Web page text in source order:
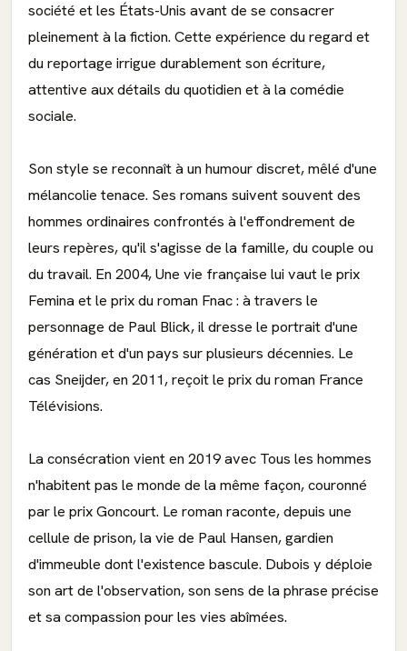
société et les États-Unis avant de se consacrer
pleinement à la fiction. Cette expérience du regard et
du reportage irrigue durablement son écriture,
attentive aux détails du quotidien et à la comédie
sociale.
Son style se reconnaît à un humour discret, mêlé d'une
mélancolie tenace. Ses romans suivent souvent des
hommes ordinaires confrontés à l'effondrement de
leurs repères, qu'il s'agisse de la famille, du couple ou
du travail. En 2004, Une vie française lui vaut le prix
Femina et le prix du roman Fnac : à travers le
personnage de Paul Blick, il dresse le portrait d'une
génération et d'un pays sur plusieurs décennies. Le
cas Sneijder, en 2011, reçoit le prix du roman France
Télévisions.
La consécration vient en 2019 avec Tous les hommes
n'habitent pas le monde de la même façon, couronné
par le prix Goncourt. Le roman raconte, depuis une
cellule de prison, la vie de Paul Hansen, gardien
d'immeuble dont l'existence bascule. Dubois y déploie
son art de l'observation, son sens de la phrase précise
et sa compassion pour les vies abîmées.